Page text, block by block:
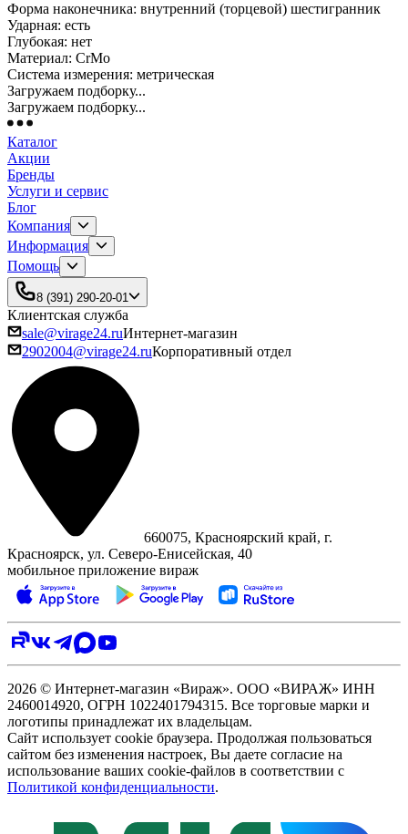
Форма наконечника: внутренний (торцевой) шестигранник
Ударная: есть
Глубокая: нет
Материал: CrMo
Система измерения: метрическая
Загружаем подборку...
Загружаем подборку...
Каталог
Акции
Бренды
Услуги и сервис
Блог
Компания
Информация
Помощь
8 (391) 290-20-01
Клиентская служба
sale@virage24.ruИнтернет-магазин
2902004@virage24.ruКорпоративный отдел
660075, Красноярский край, г.
Красноярск, ул. Северо‑Енисейская, 40
мобильное приложение вираж
2026 © Интернет-магазин «Вираж». ООО «ВИРАЖ» ИНН
2460014920, ОГРН 1022401794315. Все торговые марки и
логотипы принадлежат их владельцам.
Сайт использует cookie браузера. Продолжая пользоваться
сайтом без изменения настроек, Вы даете согласие на
использование ваших cookie-файлов в соответствии с
Политикой конфиденциальности.